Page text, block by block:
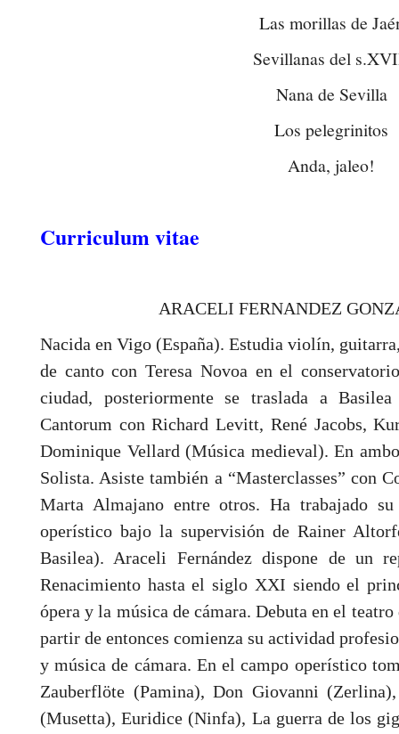
Las morillas de
Sevillanas del
Nana de Sevilla
Los pelegrinitos
Anda, jaleo!
Curriculum vitae
ARACELI FERNANDEZ
Nacida en Vigo (España). Estudia violín,
de canto con Teresa Novoa en el
ciudad, posteriormente se traslada a
Cantorum con Richard Levitt, René Jacobs,
Dominique Vellard (Música medieval). En
Solista. Asiste también a “Masterclasses” con
Marta Almajano entre otros. Ha trabajado
operístico bajo la supervisión de Rainer
Basilea). Araceli Fernández dispone de un
Renacimiento hasta el siglo XXI siendo el
ópera y la música de cámara. Debuta en el
partir de entonces comienza su actividad
y música de cámara. En el campo operístico
Zauberflöte (Pamina), Don Giovanni
(Musetta), Euridice (Ninfa), La guerra de los